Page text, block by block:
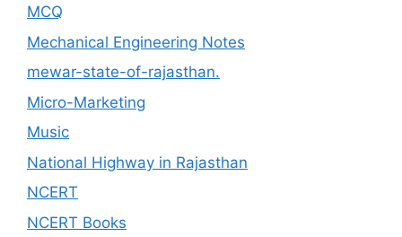
MCQ
Mechanical Engineering Notes
mewar-state-of-rajasthan.
Micro-Marketing
Music
National Highway in Rajasthan
NCERT
NCERT Books